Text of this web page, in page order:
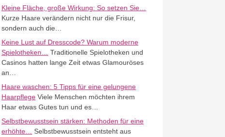
Kleine Fläche, große Wirkung: So setzen Sie…
Kurze Haare verändern nicht nur die Frisur,
sondern auch die…
Keine Lust auf Dresscode? Warum moderne
Spielotheken…
Traditionelle Spielotheken und
Casinos hatten lange Zeit etwas Glamouröses
an…
Haare waschen: 5 Tipps für eine gelungene
HaarpflegeViele Menschen möchten ihrem
Haar etwas Gutes tun und es…
Selbstbewusstsein stärken: Methoden für eine
erhöhte…
Selbstbewusstsein entsteht aus